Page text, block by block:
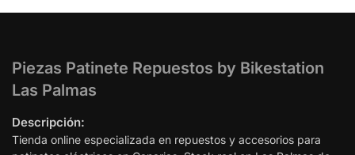
Piezas Patinete Repuestos by Bikestation
Las Palmas
Descripción:
Tienda online especializada en repuestos y accesorios para